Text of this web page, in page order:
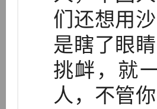
们还想用
是瞎了眼
挑衅，就
人，不管